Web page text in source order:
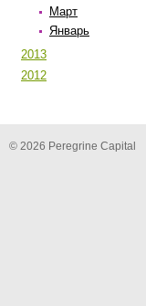
Март
Январь
2013
2012
© 2026 Peregrine Capital